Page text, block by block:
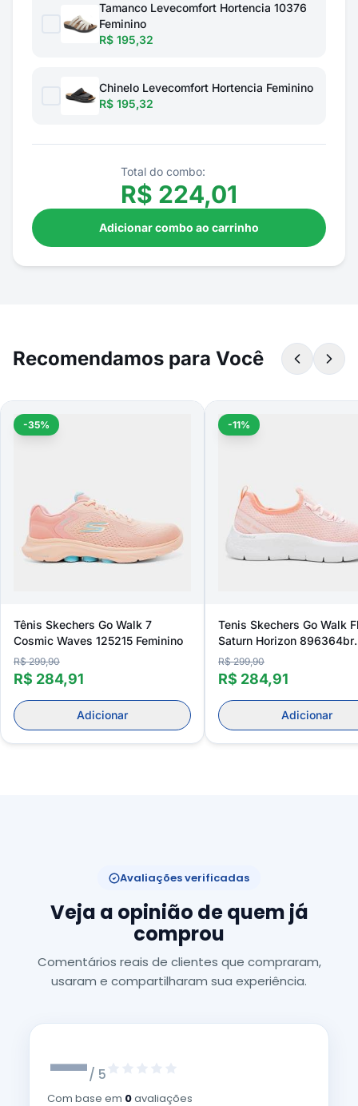
Tamanco Levecomfort Hortencia 10376
Feminino
R$ 195,32
Chinelo Levecomfort Hortencia Feminino
R$ 195,32
Total do combo:
R$ 224,01
Adicionar combo ao carrinho
Recomendamos para Você
-35%
Tênis Skechers Go Walk 7
Cosmic Waves 125215 Feminino
R$ 299,90
R$ 284,91
Adicionar
-11%
Tenis Skechers Go Walk
Saturn Horizon 896364br
Feminino
R$ 299,90
R$ 284,91
Adicionar
Avaliações verificadas
Veja a opinião de quem já
comprou
Comentários reais de clientes que compraram,
usaram e compartilharam sua experiência.
—/ 5
Com base em 0avaliações